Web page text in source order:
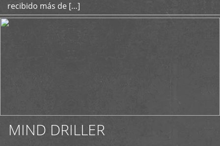
recibido más de […]
MIND DRILLER